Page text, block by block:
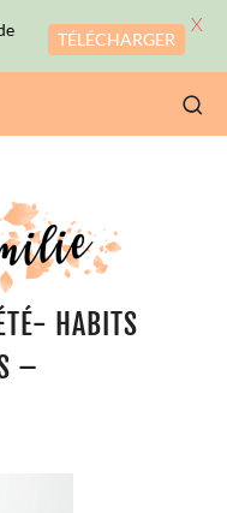
HABITS
–
TÉLÉCHARGER
X